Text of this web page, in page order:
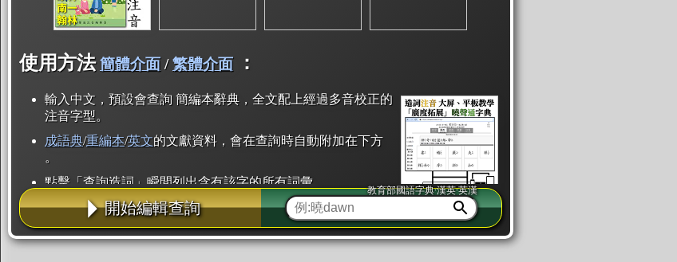
使用方法 簡體介面/繁體介面 ：
輸入中文，預設會查詢 簡編本辭典，全文配上經過多音校正的
注音字型。
成語典/重編本/英文的文獻資料，會在查詢時自動附加在下方
。
點擊「查詢造詞」瞬間列出含有該字的所有詞彙。
點「部首」瞬間列出所有「同部首字」。也支援查詢「同注音」或「同筆畫」。
辭典解釋的全文都經過自動斷詞，點擊便可瞬間「連續查詢」此字詞的解釋，不
用手動重複輸入。
開始編輯查詢
教育部國語字典·漢英·英漢